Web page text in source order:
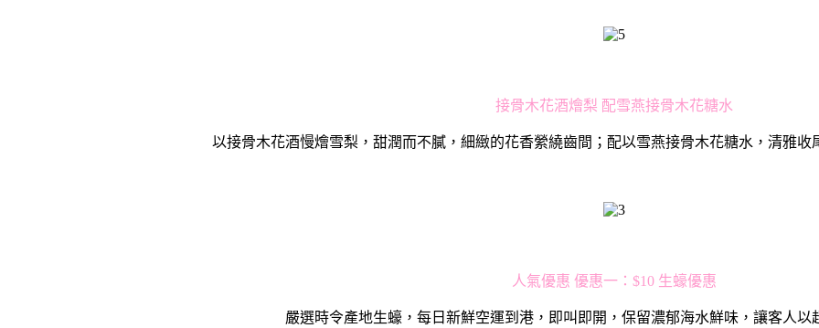
接骨⽊花酒燴梨 配雪燕接骨⽊花糖⽔
以接骨⽊花酒慢燴雪梨，甜潤⽽不膩，細緻的花香縈繞齒間；配以雪燕接骨⽊花糖⽔，清雅收
⼈氣優惠 優惠⼀：$10 ⽣蠔優惠
嚴選時令產地⽣蠔，每⽇新鮮空運到港，即叫即開，保留濃郁海⽔鮮味，讓客⼈以